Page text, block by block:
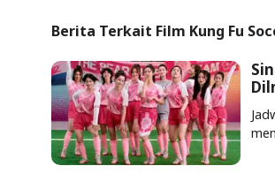
Berita Terkait Film Kung Fu